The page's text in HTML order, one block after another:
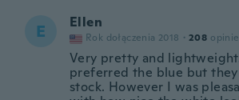
E Ellen
Rok dołączenia 2018 · 208 opinie
Very pretty and
preferred the blue but
stock. However I was